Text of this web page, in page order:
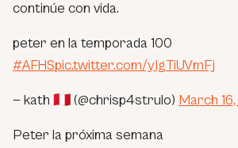
continúe con vida.
peter en la temporada 100
#AFHSpic.twitter.com/yIgTiUVmFj
— kath 🇵🇪 (@chrisp4strulo) March
Peter la próxima semana